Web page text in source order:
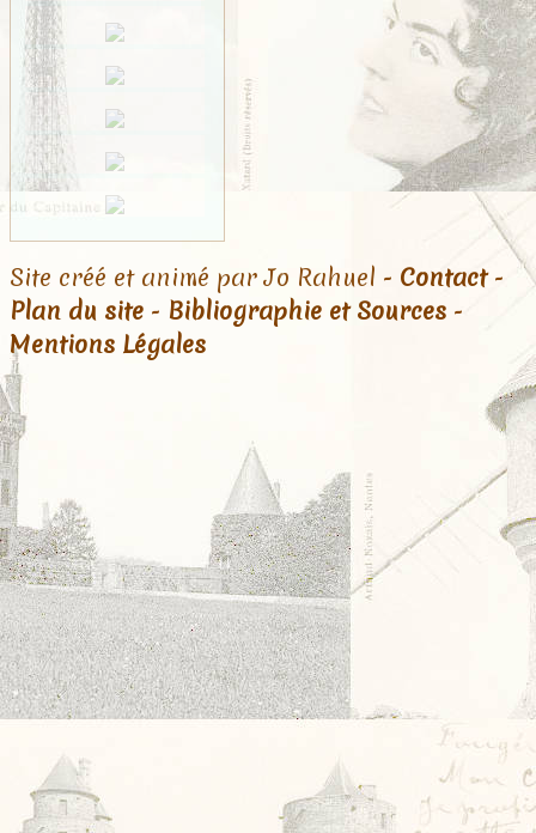
Site créé et animé par Jo Rahuel - Contact-
Plan du site - Bibliographie et Sources -
Mentions Légales